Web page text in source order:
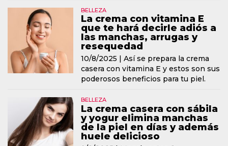
BELLEZA
La crema con vitamina E
que te hará decirle adiós a
las manchas, arrugas y
resequedad
10/8/2025 |Así se prepara la crema
casera con vitamina E y estos son sus
poderosos beneficios para tu piel.
BELLEZA
La crema casera con sábila
y yogur elimina manchas
de la piel en días y además
huele delicioso